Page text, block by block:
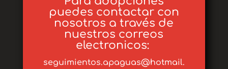
puedes contactar con
nosotros a través de
nuestros correos
electronicos:
seguimientos.apaguas@hotmail.